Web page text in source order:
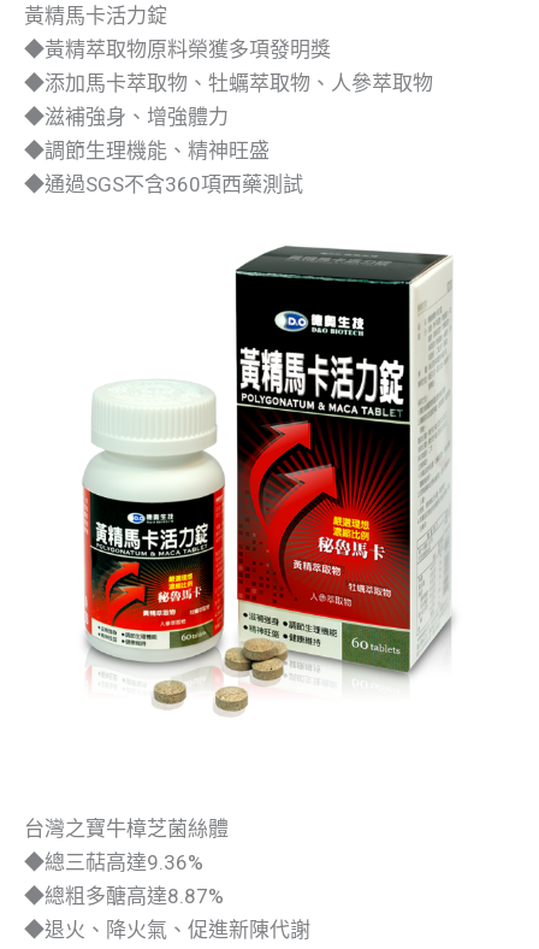
黃精馬卡活力錠
◆黃精萃取物原料榮獲多項發明獎
◆添加馬卡萃取物、牡蠣萃取物、人參萃取物
◆滋補強身、增強體力
◆調節生理機能、精神旺盛
◆通過SGS不含360項西藥測試
台灣之寶牛樟芝菌絲體
◆總三萜高達9.36%
◆總粗多醣高達8.87%
◆退火、降火氣、促進新陳代謝